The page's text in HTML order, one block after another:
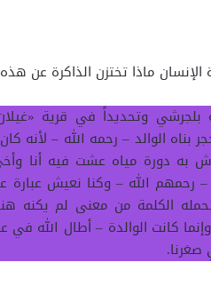
ماذا تختزن الذاكرة عن هذه
وتحديداً في قرية
الوالد – رحمه الله – لأنه كان
به دورة مياه عشت فيه أنا
– رحمهم الله – وكنا نعيش عبارة
الكلمة من معنى لم يكنه
كانت الوالدة – أطال الله في